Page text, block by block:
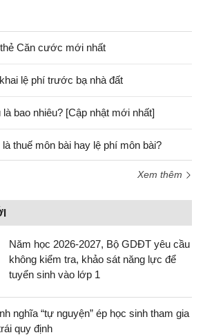
Căn cước mới nhất
lệ phí trước bạ nhà đất
bao nhiêu? [Cập nhật mới nhất]
thuế môn bài hay lệ phí môn bài?
Xem thêm
Năm học 2026-2027, Bộ GDĐT yêu cầu
không kiểm tra, khảo sát năng lực để
tuyển sinh vào lớp 1
nghĩa “tự nguyện” ép học sinh tham gia
quy định